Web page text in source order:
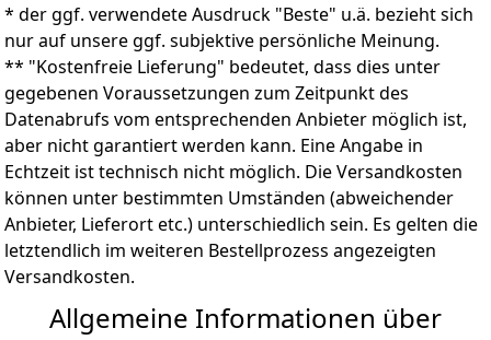
* der ggf. verwendete Ausdruck "Beste" u.ä. bezieht sich
nur auf unsere ggf. subjektive persönliche Meinung.
** "Kostenfreie Lieferung" bedeutet, dass dies unter
gegebenen Voraussetzungen zum Zeitpunkt des
Datenabrufs vom entsprechenden Anbieter möglich ist,
aber nicht garantiert werden kann. Eine Angabe in
Echtzeit ist technisch nicht möglich. Die Versandkosten
können unter bestimmten Umständen (abweichender
Anbieter, Lieferort etc.) unterschiedlich sein. Es gelten die
letztendlich im weiteren Bestellprozess angezeigten
Versandkosten.
Allgemeine Informationen über